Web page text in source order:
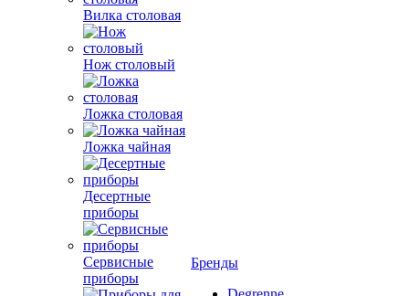
Вилка столовая
Нож столовый
Ложка столовая
Ложка чайная
Десертные
приборы
Сервисные
приборы
Бренды